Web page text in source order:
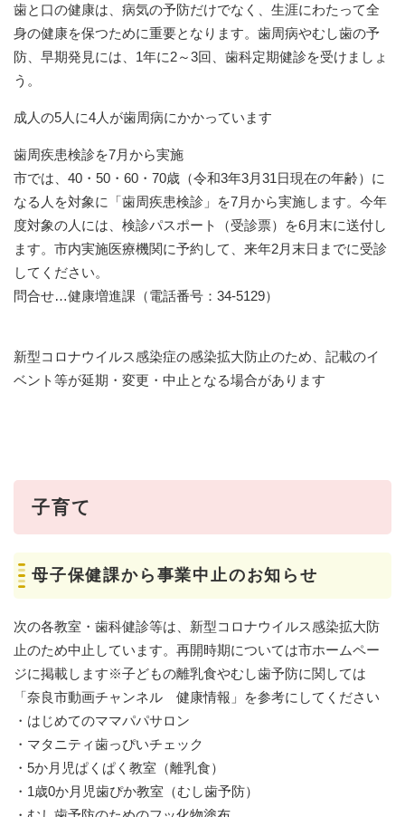
歯と口の健康は、病気の予防だけでなく、生涯にわたって全
身の健康を保つために重要となります。歯周病やむし歯の予
防、早期発見には、1年に2～3回、歯科定期健診を受けましょ
う。
成人の5人に4人が歯周病にかかっています
歯周疾患検診を7月から実施
市では、40・50・60・70歳（令和3年3月31日現在の年齢）に
なる人を対象に「歯周疾患検診」を7月から実施します。今年
度対象の人には、検診パスポート（受診票）を6月末に送付し
ます。市内実施医療機関に予約して、来年2月末日までに受診
してください。
問合せ…健康増進課（電話番号：34-5129）
新型コロナウイルス感染症の感染拡大防止のため、記載のイ
ベント等が延期・変更・中止となる場合があります
子育て
母子保健課から事業中止のお知らせ
次の各教室・歯科健診等は、新型コロナウイルス感染拡大防
止のため中止しています。再開時期については市ホームペー
ジに掲載します※子どもの離乳食やむし歯予防に関しては
「奈良市動画チャンネル 健康情報」を参考にしてください
・はじめてのママパパサロン
・マタニティ歯っぴいチェック
・5か月児ぱくぱく教室（離乳食）
・1歳0か月児歯ぴか教室（むし歯予防）